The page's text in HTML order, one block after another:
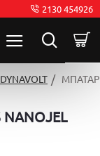
2130 454926